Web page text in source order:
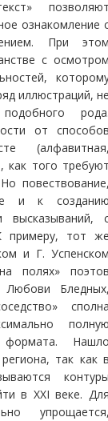
ознакомление
При
с
иллюстраций,
от
как того
и к
высказываний,
примеру, тот
и Г.
полях»
Любови
так как
в ХХI веке.